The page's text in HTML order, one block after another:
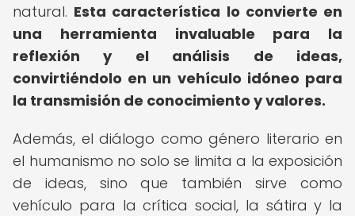
natural. Esta característica lo convierte en
una herramienta invaluable para la
reflexión y el análisis de ideas,
convirtiéndolo en un vehículo idóneo para
la transmisión de conocimiento y valores.
Además, el diálogo como género literario en
el humanismo no solo se limita a la exposición
de ideas, sino que también sirve como
vehículo para la crítica social, la sátira y la